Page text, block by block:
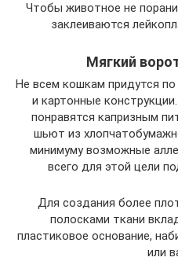
Чтобы животное не
заклеиваются
Мягкий
Не всем кошкам придутся
и картонные
понравятся капризным
шьют из
минимуму возможные
всего для этой цели
Для создания более
полосками ткани
пластиковое основание,
или